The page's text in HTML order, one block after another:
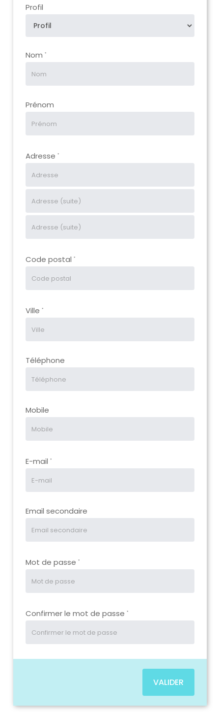
Profil
Nom *
Prénom
Adresse *
Code postal *
Ville *
Téléphone
Mobile
E-mail *
Email secondaire
Mot de passe *
Confirmer le mot de passe *
VALIDER